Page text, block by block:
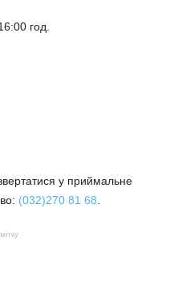
год.
у приймальне
(032)270 81 68